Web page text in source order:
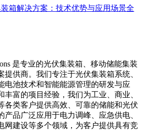
箱解决方案：技术优势与应用场景全
是专业的光伏集装箱、移动储能集装
提供商。我们专注于光伏集装箱系统、
电池技术和智能能源管理的研发与应
丰富的项目经验，我们为工业、商业、
各类客户提供高效、可靠的储能和光伏
产品广泛应用于电力调峰、应急供电、
网建设等多个领域，为客户提供具有竞